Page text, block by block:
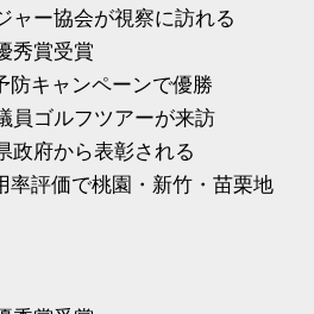
ャー協会が視察に訪れる
秀賞受賞
防キャンペーンで優勝
員ゴルフツアーが来訪
政府から表彰される
率評価で桃園・新竹・苗栗地